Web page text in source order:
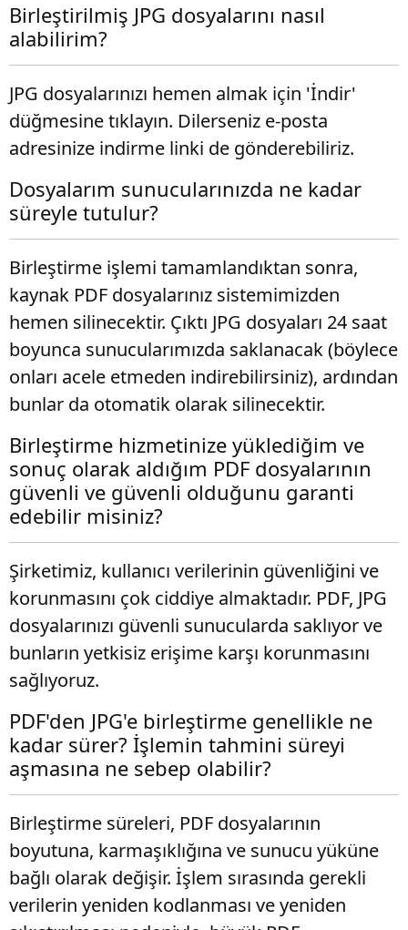
Birleştirilmiş JPG dosyalarını nasıl
alabilirim?
JPG dosyalarınızı hemen almak için 'İndir'
düğmesine tıklayın. Dilerseniz e-posta
adresinize indirme linki de gönderebiliriz.
Dosyalarım sunucularınızda ne kadar
süreyle tutulur?
Birleştirme işlemi tamamlandıktan sonra,
kaynak PDF dosyalarınız sistemimizden
hemen silinecektir. Çıktı JPG dosyaları 24 saat
boyunca sunucularımızda saklanacak (böylece
onları acele etmeden indirebilirsiniz), ardından
bunlar da otomatik olarak silinecektir.
Birleştirme hizmetinize yüklediğim ve
sonuç olarak aldığım PDF dosyalarının
güvenli ve güvenli olduğunu garanti
edebilir misiniz?
Şirketimiz, kullanıcı verilerinin güvenliğini ve
korunmasını çok ciddiye almaktadır. PDF, JPG
dosyalarınızı güvenli sunucularda saklıyor ve
bunların yetkisiz erişime karşı korunmasını
sağlıyoruz.
PDF'den JPG'e birleştirme genellikle ne
kadar sürer? İşlemin tahmini süreyi
aşmasına ne sebep olabilir?
Birleştirme süreleri, PDF dosyalarının
boyutuna, karmaşıklığına ve sunucu yüküne
bağlı olarak değişir. İşlem sırasında gerekli
verilerin yeniden kodlanması ve yeniden